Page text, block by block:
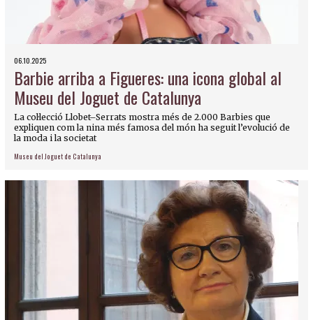
06.10.2025
Barbie arriba a Figueres: una icona global al
Museu del Joguet de Catalunya
La col·lecció Llobet–Serrats mostra més de 2.000 Barbies que
expliquen com la nina més famosa del món ha seguit l’evolució de
la moda i la societat
Museu del Joguet de Catalunya